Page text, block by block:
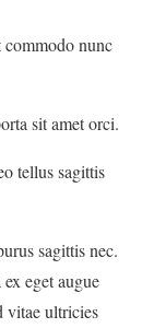
commodo nunc
sit amet orci.
tellus sagittis
sagittis nec.
eget augue
vitae ultricies